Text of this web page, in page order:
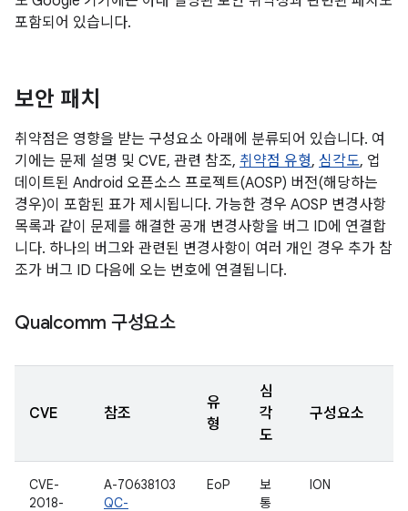
포함되어 있습니다.
보안 패치
취약점은 영향을 받는 구성요소 아래에 분류되어 있습니다. 여
기에는 문제 설명 및 CVE, 관련 참조, 취약점 유형, 심각도, 업
데이트된 Android 오픈소스 프로젝트(AOSP) 버전(해당하는
경우)이 포함된 표가 제시됩니다. 가능한 경우 AOSP 변경사항
목록과 같이 문제를 해결한 공개 변경사항을 버그 ID에 연결합
니다. 하나의 버그와 관련된 변경사항이 여러 개인 경우 추가 참
조가 버그 ID 다음에 오는 번호에 연결됩니다.
Qualcomm 구성요소
CVE 참조
유
형
심
각
도
구성요소
CVE-
2018-
A-70638103
QC-
EoP
보
통
ION